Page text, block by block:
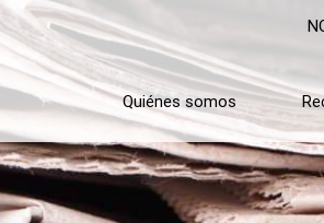
Quiénes somos